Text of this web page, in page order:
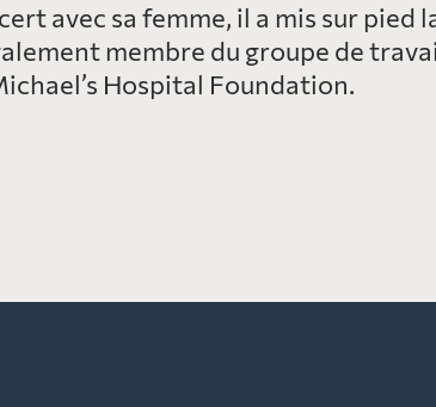
avec sa femme, il a mis sur pied
membre du groupe de
Hospital Foundation.